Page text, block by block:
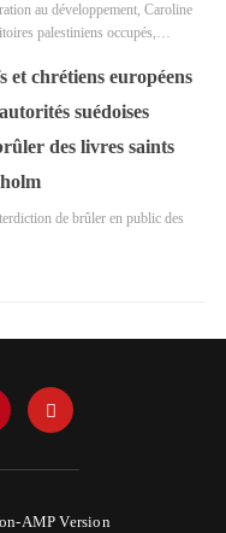
au développement, Caroline
palestiniens occupés,…
et chrétiens européens
suédoises
des livres saints
de brûler en public des
AMP Version